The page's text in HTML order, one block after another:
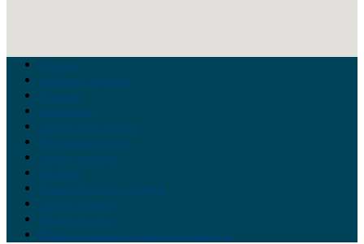
Главная
Война на Украине
Новости
Аналитика
Тайны Геополитики
Российские элиты
Теория заговора
Украина
Новый Мировой Порядок
Тайны истории
Обратная связь
Правила комментирования материалов